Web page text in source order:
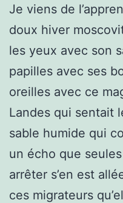
Je viens de
doux hiver
les yeux avec son
papilles avec ses
oreilles avec ce
Landes qui sentait
sable humide qui
un écho que
arrêter s’en est
ces migrateurs